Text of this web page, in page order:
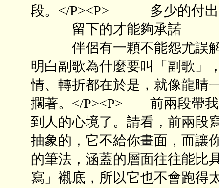
段。</P><P> 多少的付出
留下的才能夠承諾
伴侶有一顆不能怨尤誤
明白副歌為什麼要叫「副歌」
情、轉折都在於是，就像龍睛
擱著。</P><P> 前兩段帶我
到人的心境了。請看，前兩段
抽象的，它不給你畫面，而讓
的筆法，涵蓋的層面往往能比
寫」襯底，所以它也不會跑得